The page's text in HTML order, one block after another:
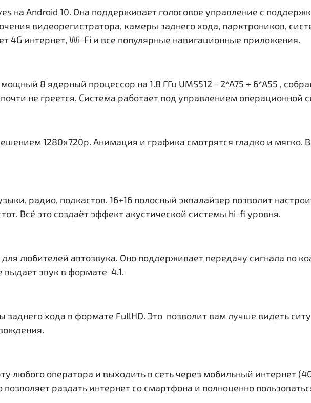
на Android 10. Она поддерживает голосовое управление с
видеорегистратора, камеры заднего хода, парктроников,
4G интернет, Wi-Fi и все популярные навигационные приложения.
8 ядерный процессор на 1.8 ГГц UMS512 - 2*A75 + 6*A55 ,
не греется. Система работает под управлением операционной
1280x720р. Анимация и графика смотрятся гладко и мягко.
радио, подкастов. 16+16 полосный эквалайзер позволит
Всё это создаёт эффект акустической системы hi-fi уровня.
любителей автозвука. Оно поддерживает передачу сигнала по
звук в формате 4.1.
заднего хода в формате FullHD. Это позволит вам лучше видеть
любого оператора и выходить в сеть через мобильный интернет
позволяет раздать интернет со смартфона и полноценно